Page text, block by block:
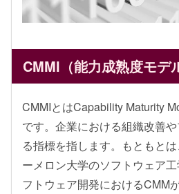
CMMI（能力成熟度モデ
CMMIとはCapability Maturity
です。企業における組織改善
る指標を指します。もともと
ーメロン大学のソフトウェア
フトウェア開発におけるCMM